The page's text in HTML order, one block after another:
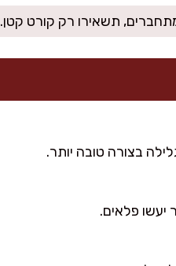
תשאירו רק קורט קטן.
בצורה טובה יותר.